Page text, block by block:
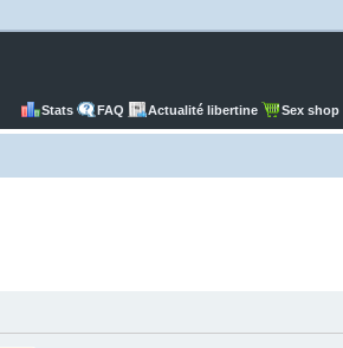
Stats FAQ Actualité libertine Sex shop